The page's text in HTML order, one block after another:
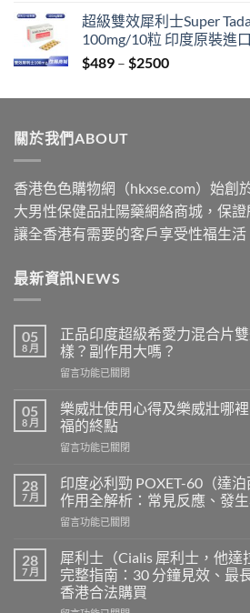
$399
through
$2199
超級雙效犀利士Super
100mg/10粒 印度原裝進口
$489 – $2500Price
$489
關於我們ABOUT
香港色色購物網（hkxse.com）始創
大男性保健品壯陽藥網絡商城，保證
讓全香港有需要的客戶享受性福生活
最新資訊NEWS
05
8 月
正品印度超級希愛力混合片
樣？副作用大嗎？
在
品
印
度
超
希
愛
力
混
片
雙
效
留言功能已關閉
05
8 月
樂威壯使用心得及樂威壯哪
福的終點
在
威
壯
使
用
得
及
樂
威
留言功能已關閉
28
7 月
印度必利勁 POXET-60（達
作用全解析：常見反應、發
在
度
必
利
勁
留言功能已關閉
28
7 月
犀利士（Cialis 犀利士，他達
完整指南：30 分鐘見效、最
香港合法購買